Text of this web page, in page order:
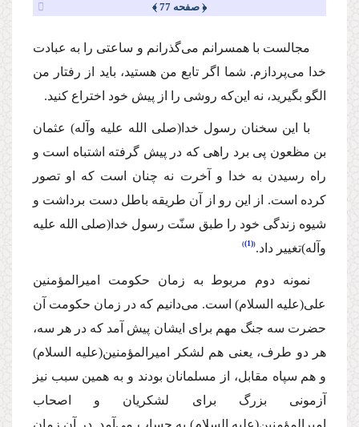
﴿ صفحه 77 ﴾
مجالست با همسرانم مى‌گذرانم و ساعتى را به عبادت
خدا مى‌پردازم. شما اگر تابع من هستید، باید از رفتار من
الگو بگیرید، نه این‌كه روشى را از پیش خود اختراع كنید.
با این سخنان رسول خدا (صلى الله علیه وآله) عثمان
بن مظعون پى برد راهى كه در پیش گرفته اشتباه است و
راه رسیدن به خدا و آخرت نه چنان است كه او تصور
كرده است. از این رو از آن طریقه باطل دست برداشت و
شیوه زندگى خود را طبق سنّت رسول خدا (صلى الله علیه
وآله)تغییر داد. (1)
نمونه دوم مربوط به زمان حكومت امیرالمؤمنین
على(علیه السلام) است. مى‌دانیم كه در زمان حكومت آن
حضرت سه جنگ مهم براى ایشان پیش آمد كه در هر سه،
هر دو طرف، یعنى هم لشكر امیرالمؤمنین(علیه السلام)
و هم سپاه مقابل، از مسلمانان بودند و به همین سبب نیز
آزمونى بزرگ براى لشكریان و اصحاب
امیرالمؤمنین(علیه السلام) به حساب مى‌آمد. در آن زمان